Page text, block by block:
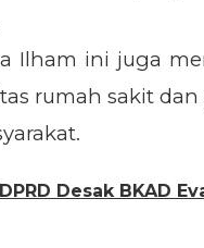
Ilham ini juga
rumah sakit
Desak BKAD